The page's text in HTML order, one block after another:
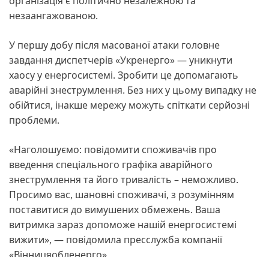
незаангажованою.
У першу добу після масованої атаки головне
завдання диспетчерів «Укренерго» — уникнути
хаосу у енергосистемі. Зробити це допомагають
аварійні знеструмлення. Без них у цьому випадку не
обійтися, інакше мережу можуть спіткати серйозні
проблеми.
«Наголошуємо: повідомити споживачів про
введення спеціального графіка аварійного
знеструмлення та його тривалість – неможливо.
Просимо вас, шановні споживачі, з розумінням
поставитися до вимушених обмежень. Ваша
витримка зараз допоможе нашій енергосистемі
вижити», — повідомила пресслужба компанії